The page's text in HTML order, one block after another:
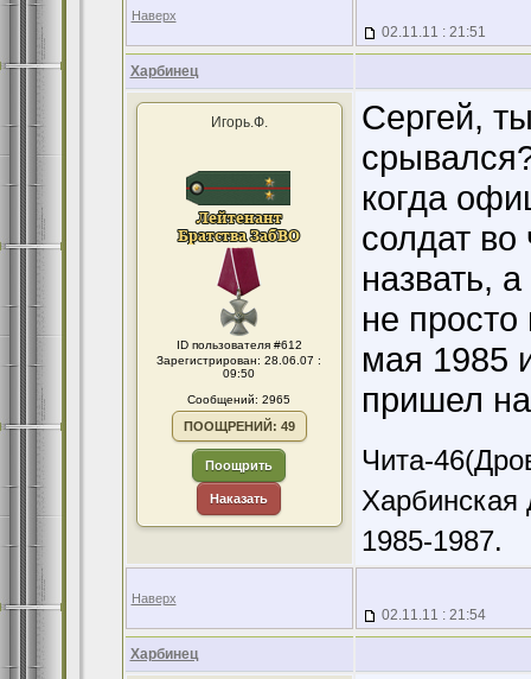
Наверх
02.11.11 : 21:51
Харбинец
Игорь.Ф.
ID пользователя #612
Зарегистрирован: 28.06.07 :
09:50
Сообщений: 2965
ПООЩРЕНИЙ: 49
Поощрить
Наказать
Сергей,
когда
солдат во
назвать,
не
мая 1985
пришел
Чита-
Харбинская
1985-1987.
Наверх
02.11.11 : 21:54
Харбинец